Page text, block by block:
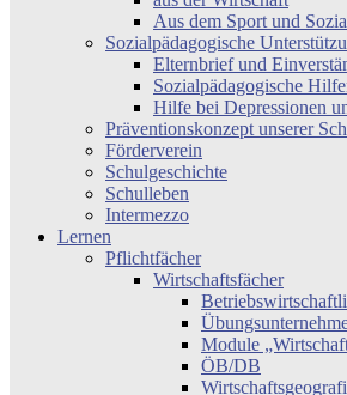
Aus dem Sport und
Sozialpädagogische
Elternbrief und
Sozialpädagogische
Hilfe bei Depressionen
Präventionskonzept unserer
Förderverein
Schulgeschichte
Schulleben
Intermezzo
Lernen
Pflichtfächer
Wirtschaftsfächer
Module
ÖB/DB